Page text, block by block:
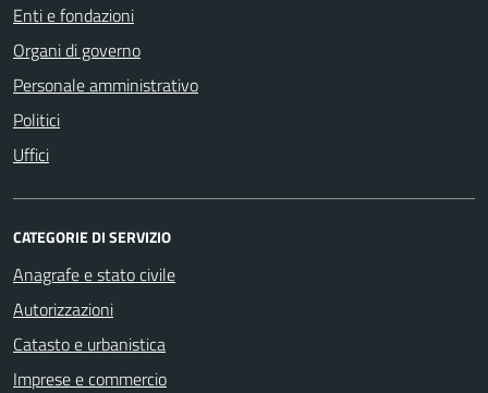
Enti e fondazioni
Organi di governo
Personale amministrativo
Politici
Uffici
CATEGORIE DI SERVIZIO
Anagrafe e stato civile
Autorizzazioni
Catasto e urbanistica
Imprese e commercio